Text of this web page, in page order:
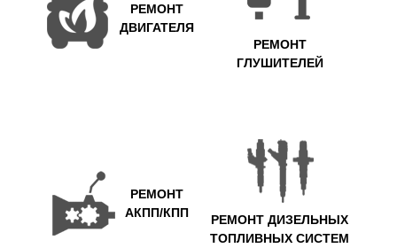
РЕМОНТ
ДВИГАТЕЛЯ
РЕМОНТ
ГЛУШИТЕЛЕЙ
РЕМОНТ
АКПП/КПП
РЕМОНТ ДИЗЕЛЬНЫХ
ТОПЛИВНЫХ СИСТЕМ